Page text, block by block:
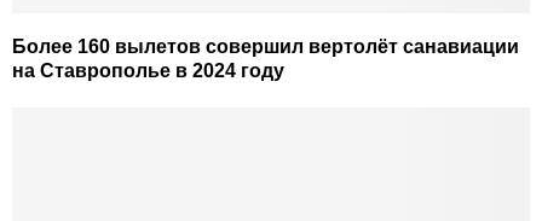
Более 160 вылетов совершил вертолёт санавиации
на Ставрополье в 2024 году